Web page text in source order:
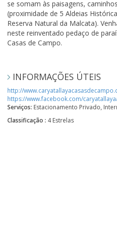
se somam às paisagens,
(proximidade de 5 Aldeias
Reserva Natural da Malcata).
neste reinventado pedaço de
Casas de Campo.
INFORMAÇÕES ÚTEIS
http://
https://www.facebook.com/
Serviços: Estacionamento Privado,
Classificação : 4 Estrelas